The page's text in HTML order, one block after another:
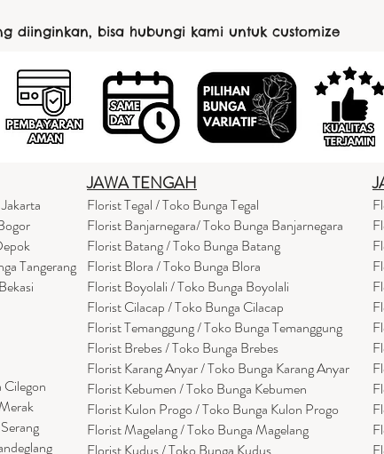
diinginkan, bisa hubungi kami untuk customize
Tangerang
Cilegon
ng
JAWA TENGAH
Florist Tegal / Toko Bunga Tegal
Florist Banjarnegara/ Toko Bunga Banjarnegara
Florist Batang / Toko Bunga Batang
Florist Blora / Toko Bunga Blora
Florist Boyolali / Toko Bunga Boyolali
Florist Cilacap / Toko Bunga Cilacap
Florist Temanggung / Toko Bunga Temanggung
Florist Brebes / Toko Bunga Brebes
Florist Karang Anyar / Toko Bunga Karang Anyar
Florist Kebumen / Toko Bunga Kebumen
Florist Kulon Progo / Toko Bunga Kulon Progo
Florist Magelang / Toko Bunga Magelang